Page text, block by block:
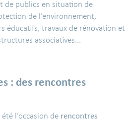
de publics en situation de
de l’environnement,
éducatifs, travaux de rénovation et
associatives...
: des rencontres
l’occasion de rencontres